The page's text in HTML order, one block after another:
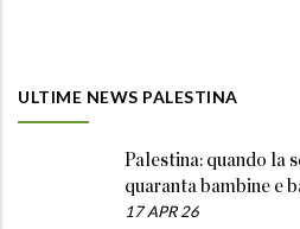
ULTIME NEWS PALESTINA
Palestina: quando la
quaranta bambine e
17 APR 26